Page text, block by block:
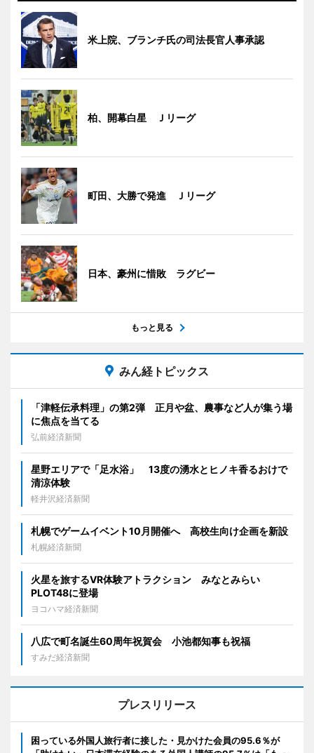
米上院、ブランチ氏の司法長官人事承認
柏、開幕白星 Ｊリーグ
町田、大勝で発進 Ｊリーグ
日本、豪州に惜敗 ラグビー
もっと見る
みん経トピックス
「津軽伝承料理」の第2弾 正月や盆、農事など人が集う場
に焦点を当てる
弘前経済新聞
星野エリアで「足水浴」 13度の湧水とヒノキ香るおけで
清涼体験
軽井沢経済新聞
札幌でゲームイベント10月開催へ 高校生向け企画を新設
札幌経済新聞
火星を旅するVR体験アトラクション みなとみらい
PLOT48に登場
ヨコハマ経済新聞
八広で町名誕生60周年祝賀会 小池都知事も祝福
すみだ経済新聞
プレスリリース
困っている外国人旅行者に接した・見かけた会員の95.6％が